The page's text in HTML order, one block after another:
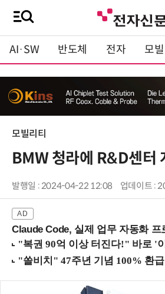
AI·SW 반도체 전자 모
모빌리티
BMW 청라에 R&D센터
발행일 : 2024-04-22 12:08 업데이트 :
Claude Code, 실제 업무 자동화 프로젝트 구